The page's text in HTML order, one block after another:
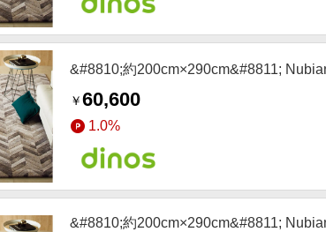
&#8810;約200cm×290cm&#8811;
￥60,600
1.0%
&#8810;約200cm×290cm&#8811;